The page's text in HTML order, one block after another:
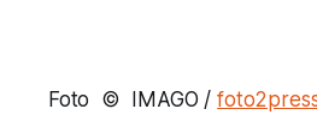
Foto © IMAGO /